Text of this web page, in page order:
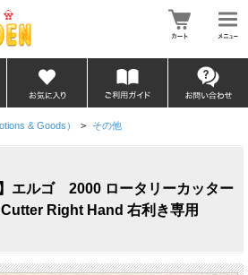
& Goods） > その他
エルゴ 2000 ロータリーカッター
Right Hand 右利き専用